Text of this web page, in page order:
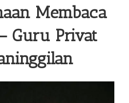
Membaca
Guru Privat